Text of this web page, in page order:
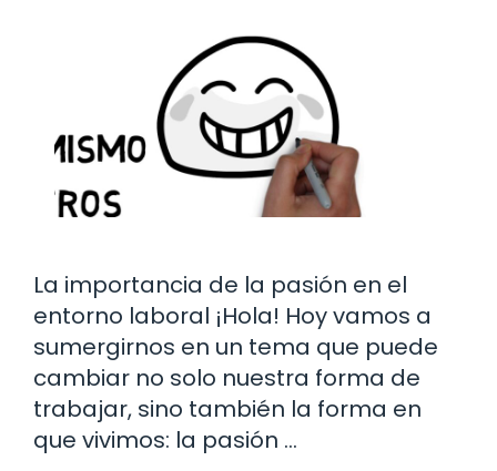
La importancia de la pasión en el
entorno laboral ¡Hola! Hoy vamos a
sumergirnos en un tema que puede
cambiar no solo nuestra forma de
trabajar, sino también la forma en
que vivimos: la pasión …